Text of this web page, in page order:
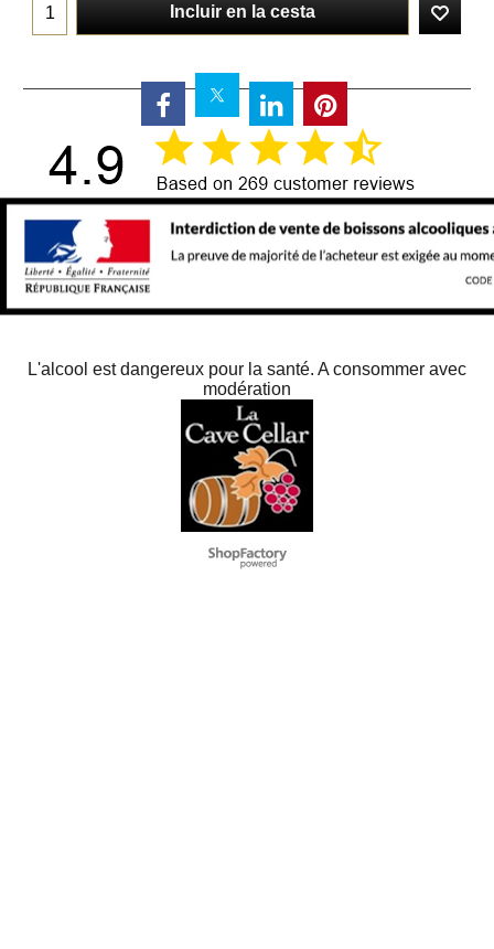
Incluir en la cesta
L'alcool est dangereux pour la santé. A consommer avec
modération
To create online store
ShopFactory eCommerce